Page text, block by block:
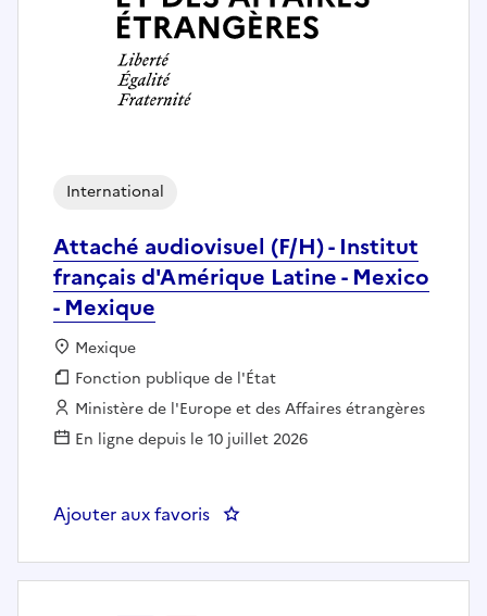
Attaché audiovisuel (F/H) - Institut
français d'Amérique Latine - Mexico
- Mexique
International
Localisation :
Mexique
Fonction publique :
Fonction publique de l'État
Employeur :
Ministère de l'Europe et des Affaires étrangères
En ligne depuis le 10 juillet 2026
Ajouter aux favoris : Attaché audiovisuel (F/H) -